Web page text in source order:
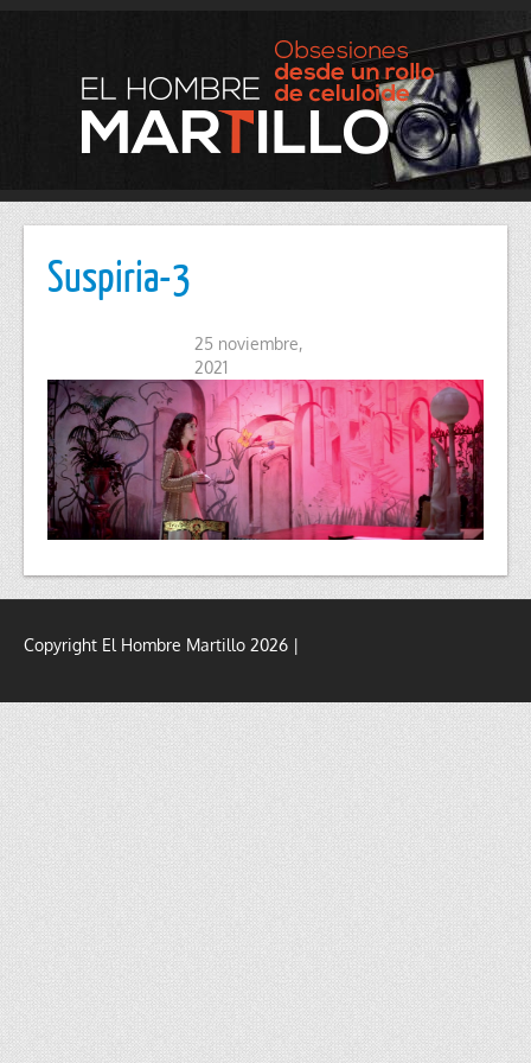
Suspiria-3
25 noviembre,
2021
Copyright El Hombre Martillo 2026 |